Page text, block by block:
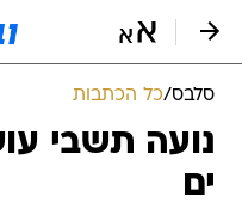
סלבס/כל הכתבות
נועה תשבי
ים